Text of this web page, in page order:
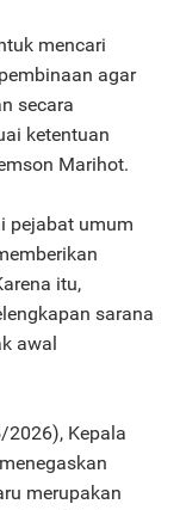
mencari
agar
secara
ketentuan
Marihot.
pejabat umum
itu,
sarana
awal
2026), Kepala
merupakan